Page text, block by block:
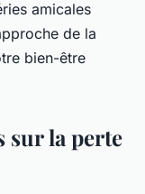
amicales
de la
bien-être
sur la perte